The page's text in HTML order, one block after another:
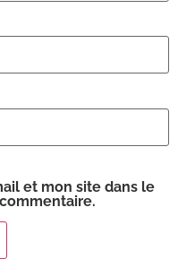
et mon site dans le